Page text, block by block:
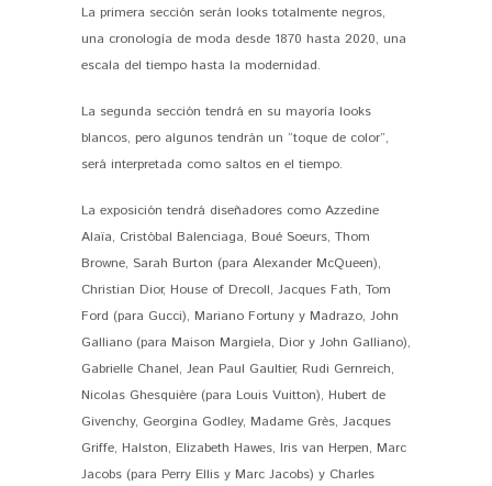
La primera sección serán looks totalmente negros,
una cronología de moda desde 1870 hasta 2020, una
escala del tiempo hasta la modernidad.
La segunda sección tendrá en su mayoría looks
blancos, pero algunos tendrán un “toque de color”,
será interpretada como saltos en el tiempo.
La exposición tendrá diseñadores como Azzedine
Alaïa, Cristóbal Balenciaga, Boué Soeurs, Thom
Browne, Sarah Burton (para Alexander McQueen),
Christian Dior, House of Drecoll, Jacques Fath, Tom
Ford (para Gucci), Mariano Fortuny y Madrazo, John
Galliano (para Maison Margiela, Dior y John Galliano),
Gabrielle Chanel, Jean Paul Gaultier, Rudi Gernreich,
Nicolas Ghesquière (para Louis Vuitton), Hubert de
Givenchy, Georgina Godley, Madame Grès, Jacques
Griffe, Halston, Elizabeth Hawes, Iris van Herpen, Marc
Jacobs (para Perry Ellis y Marc Jacobs) y Charles